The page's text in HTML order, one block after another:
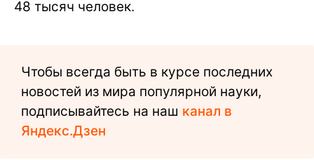
48 тысяч человек.
Чтобы всегда быть в курсе последних
новостей из мира популярной науки,
подписывайтесь на наш канал в
Яндекс.Дзен